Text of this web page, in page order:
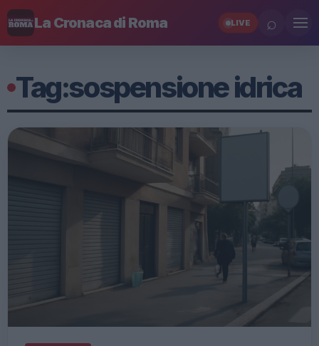
La Cronaca di Roma LIVE ⌕
Tag:sospensione idrica